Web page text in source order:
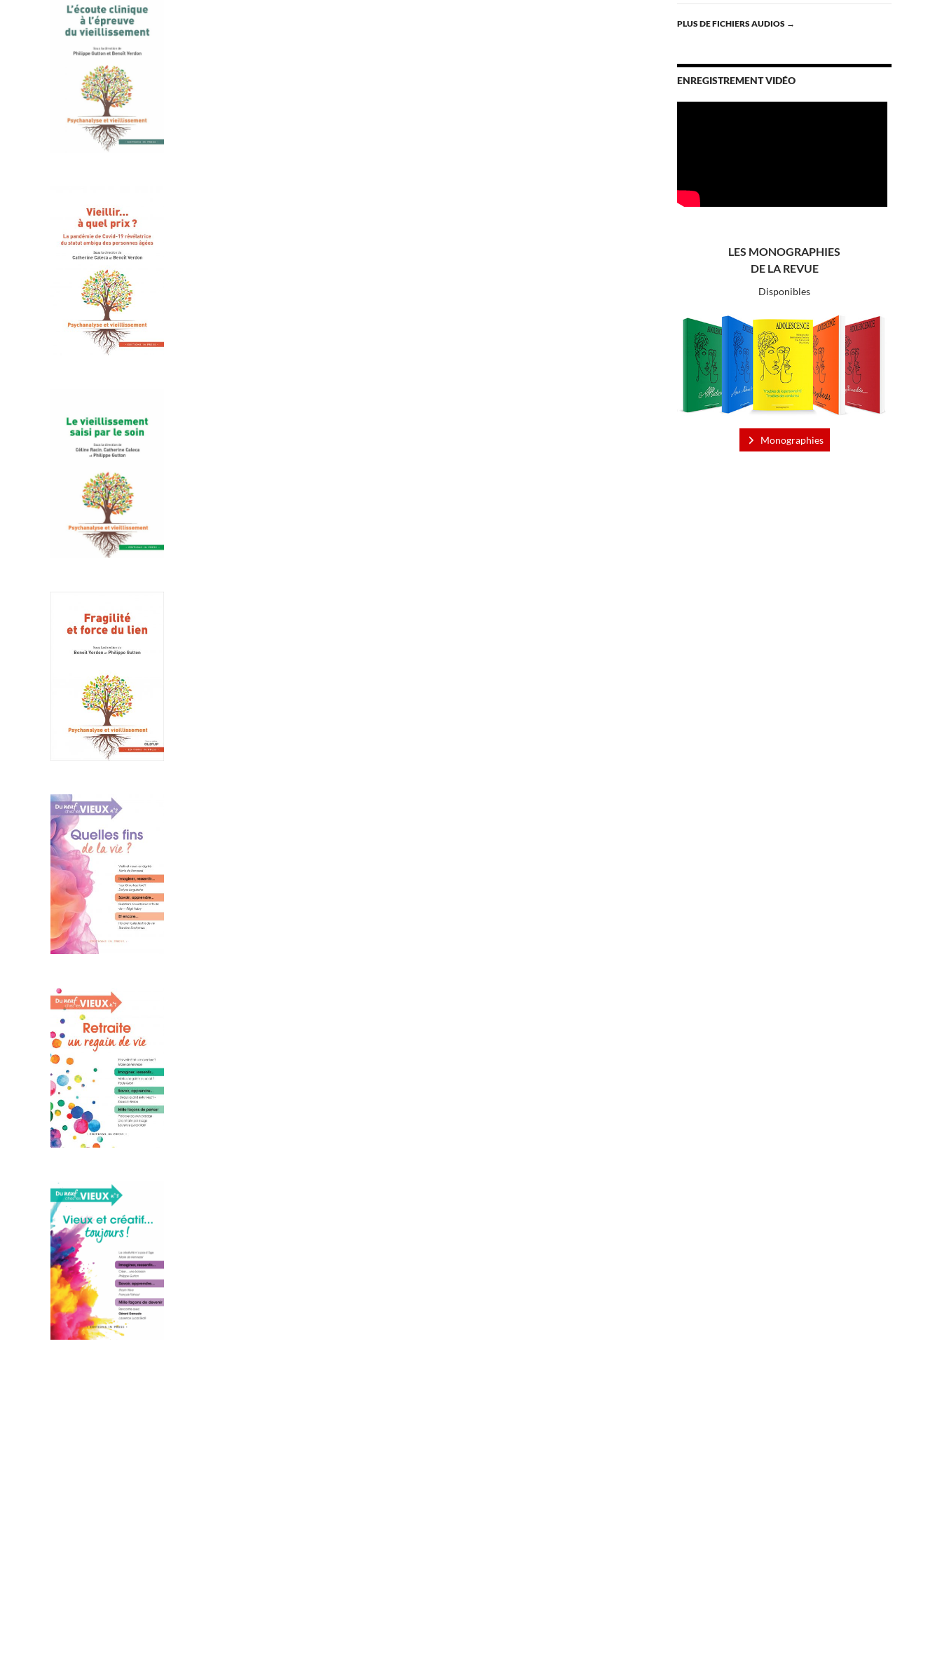
ou
PLUS DE FICHIERS AUDIOS →
ENREGISTREMENT VIDÉO
LES MONOGRAPHIES
DE LA REVUE
Disponibles
Monographies